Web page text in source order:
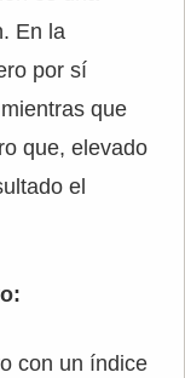
En la
por sí
que
que, elevado
el
con un índice